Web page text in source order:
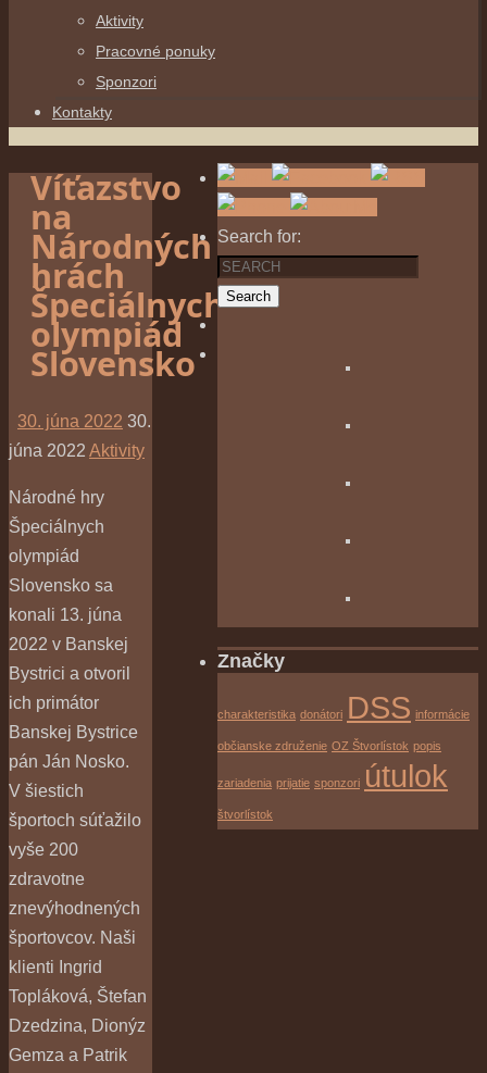
Aktivity
Pracovné ponuky
Sponzori
Kontakty
Víťazstvo
na
Národných
hrách
Špeciálnych
olympiád
Slovensko
30. júna 2022 30.
júna 2022 Aktivity
Národné hry
Špeciálnych
olympiád
Slovensko sa
konali 13. júna
2022 v Banskej
Bystrici a otvoril
ich primátor
Banskej Bystrice
pán Ján Nosko.
V šiestich
športoch súťažilo
vyše 200
zdravotne
znevýhodnených
športovcov. Naši
klienti Ingrid
Topláková, Štefan
Dzedzina, Dionýz
Gemza a Patrik
Search for:
Search
Značky
charakteristika donátori DSS informácie
občianske združenie OZ Štvorlístok popis
zariadenia prijatie sponzori útulok
štvorlístok